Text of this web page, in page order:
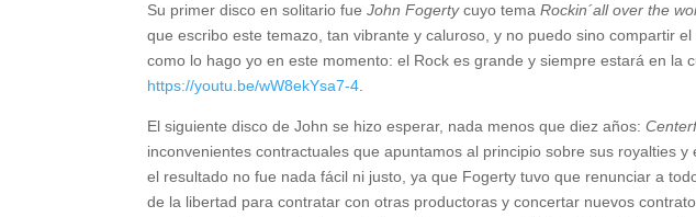
Su primer disco en solitario fueJohn Fogertycuyo tema Rockin´all over the
que escribo este temazo, tan vibrante y caluroso, y no puedo sino compartir
como lo hago yo en este momento: el Rock es grande y siempre estará en la
https://youtu.be/wW8ekYsa7-4.
El siguiente disco de John se hizo esperar, nada menos que diez años:
inconvenientes contractuales que apuntamos al principio sobre sus royalties
el resultado no fue nada fácil ni justo, ya que Fogerty tuvo que renunciar a
de la libertad para contratar con otras productoras y concertar nuevos